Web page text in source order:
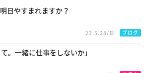
日やすまれますか？
23.5.28/日 ブログ
て。一緒に仕事をしないか」